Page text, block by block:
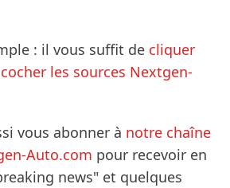
: il vous suffit de cliquer
les sources Nextgen-
vous abonner à notre chaîne
Auto.com pour recevoir en
news" et quelques